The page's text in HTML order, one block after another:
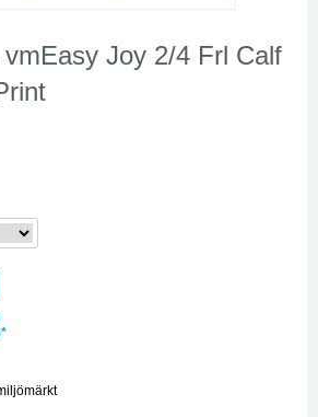
Joy 2/4 Frl Calf